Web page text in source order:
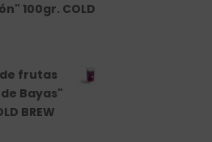
100gr. COLD
frutas
Bayas"
BREW